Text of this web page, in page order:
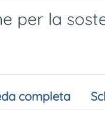
per la
completa